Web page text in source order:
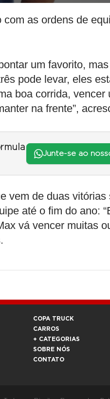
as ordens de
um favorito,
pode levar, eles
boa corrida, vencer
na frente”,
Junte-se ao
vem de duas vitórias
até o fim do ano:
vá vencer muitas
COPA TRUCK
CARROS
+ CATEGORIAS
SOBRE NÓS
CONTATO